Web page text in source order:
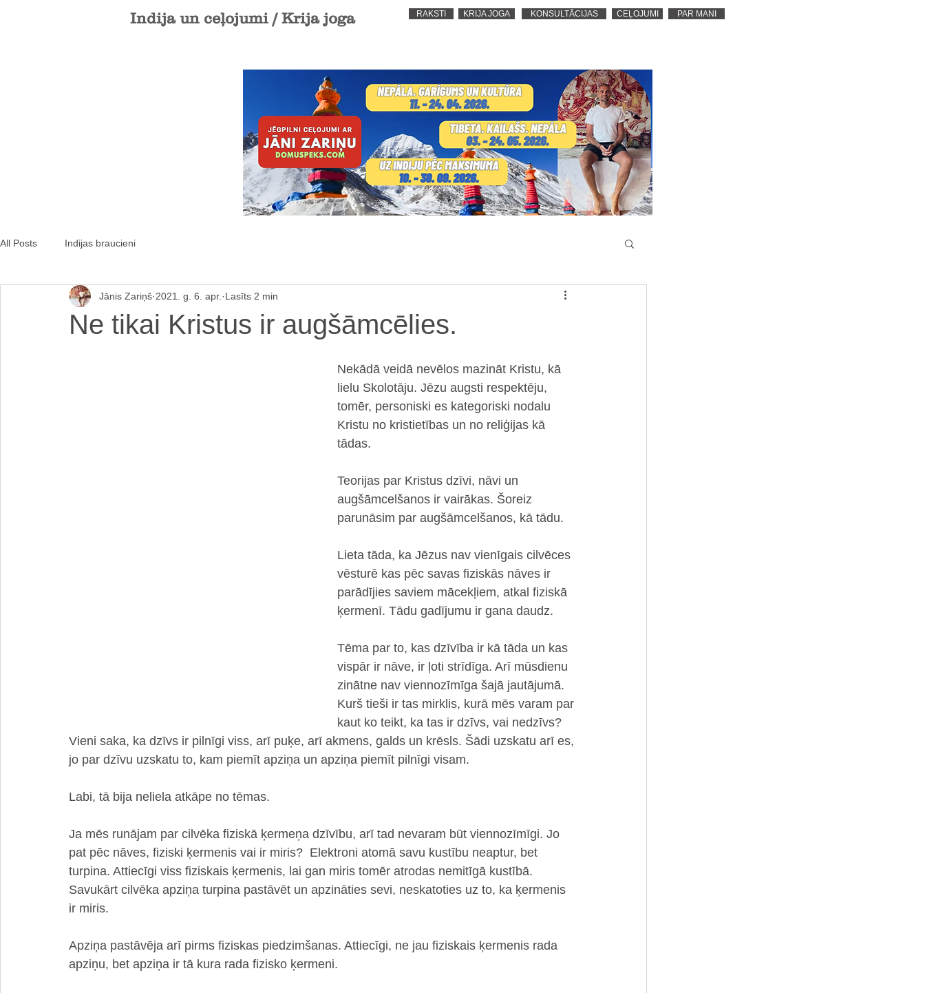
Indija un ceļojumi / Krija joga RAKSTI KRIJA JOGA KONSULTĀCIJAS CEĻOJUMI PAR MANI
All Posts Indijas braucieni
Ne tikai Kristus ir augšāmcēlies.
Jānis Zariņš 2021. g. 6. apr. Lasīts 2 min
Nekādā veidā nevēlos mazināt Kristu, kā
lielu Skolotāju. Jēzu augsti respektēju,
tomēr, personiski es kategoriski nodalu
Kristu no kristietības un no reliģijas kā
tādas.
Teorijas par Kristus dzīvi, nāvi un
augšāmcelšanos ir vairākas. Šoreiz
parunāsim par augšāmcelšanos, kā tādu.
Lieta tāda, ka Jēzus nav vienīgais cilvēces
vēsturē kas pēc savas fiziskās nāves ir
parādījies saviem mācekļiem, atkal fiziskā
ķermenī. Tādu gadījumu ir gana daudz.
Tēma par to, kas dzīvība ir kā tāda un kas
vispār ir nāve, ir ļoti strīdīga. Arī mūsdienu
zinātne nav viennozīmīga šajā jautājumā.
Kurš tieši ir tas mirklis, kurā mēs varam par
kaut ko teikt, ka tas ir dzīvs, vai nedzīvs?
Vieni saka, ka dzīvs ir pilnīgi viss, arī puķe, arī akmens, galds un krēsls. Šādi uzskatu arī es,
jo par dzīvu uzskatu to, kam piemīt apziņa un apziņa piemīt pilnīgi visam.
Labi, tā bija neliela atkāpe no tēmas.
Ja mēs runājam par cilvēka fiziskā ķermeņa dzīvību, arī tad nevaram būt viennozīmīgi. Jo
pat pēc nāves, fiziski ķermenis vai ir miris?  Elektroni atomā savu kustību neaptur, bet
turpina. Attiecīgi viss fiziskais ķermenis, lai gan miris tomēr atrodas nemitīgā kustībā.
Savukārt cilvēka apziņa turpina pastāvēt un apzināties sevi, neskatoties uz to, ka ķermenis
ir miris.
Apziņa pastāvēja arī pirms fiziskas piedzimšanas. Attiecīgi, ne jau fiziskais ķermenis rada
apziņu, bet apziņa ir tā kura rada fizisko ķermeni.